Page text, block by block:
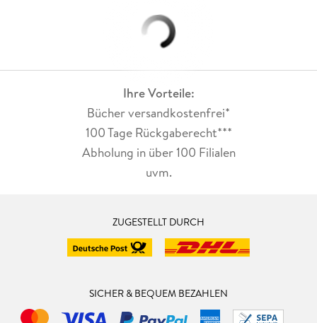
Ihre Vorteile:
Bücher versandkostenfrei*
100 Tage Rückgaberecht***
Abholung in über 100 Filialen
uvm.
ZUGESTELLT DURCH
SICHER & BEQUEM BEZAHLEN